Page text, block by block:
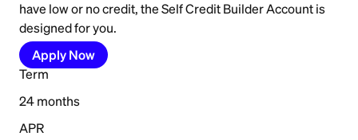
have low or no credit, the Self Credit Builder Account is
designed for you.
Apply Now
Term
24 months
APR